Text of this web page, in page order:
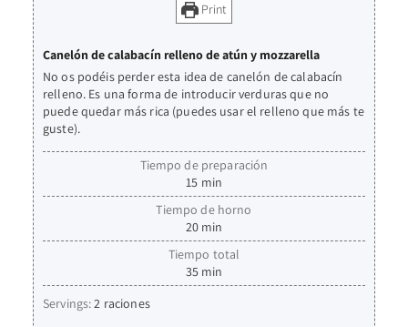
Print
Canelón de calabacín relleno de atún y mozzarella
No os podéis perder esta idea de canelón de calabacín
relleno. Es una forma de introducir verduras que no
puede quedar más rica (puedes usar el relleno que más te
guste).
Tiempo de preparación
15 min
Tiempo de horno
20 min
Tiempo total
35 min
Servings:2 raciones